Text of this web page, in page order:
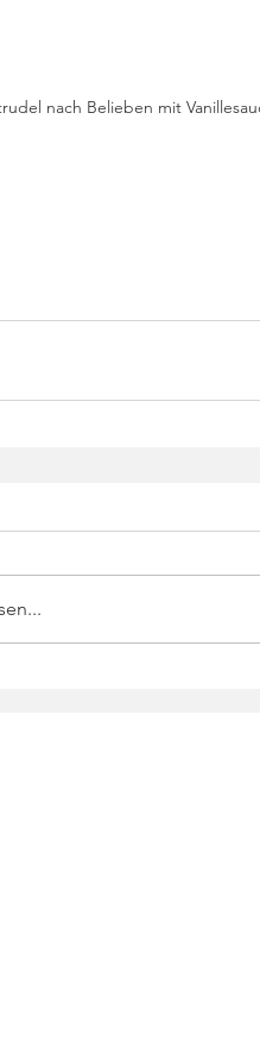
nach Belieben mit